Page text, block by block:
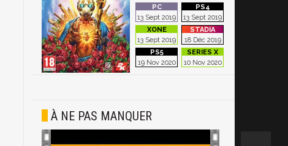
13 Sept 2019 13 Sept 2019
13 Sept 2019 18 Déc 2019
19 Nov 2020 10 Nov 2020
À NE PAS MANQUER